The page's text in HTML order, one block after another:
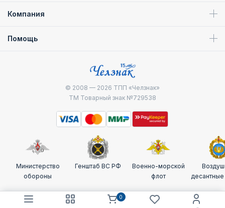
Компания
Помощь
© 2008 — 2026 ТПП «Челзнак»
ТМ Товарный знак №729538
Министерство
обороны
Генштаб ВС РФ
Военно-морской
флот
десантные
0